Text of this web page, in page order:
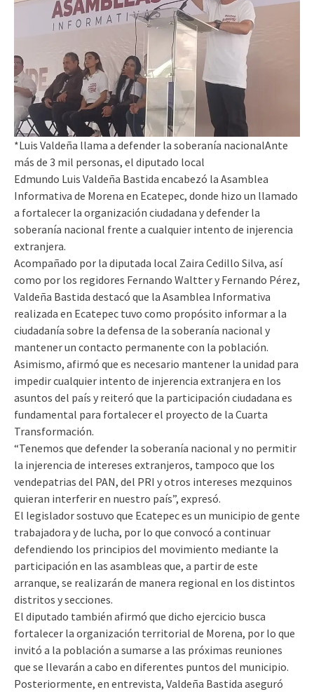
*Luis Valdeña llama a defender la soberanía nacionalAnte
más de 3 mil personas, el diputado local
Edmundo Luis Valdeña Bastida encabezó la Asamblea
Informativa de Morena en Ecatepec, donde hizo un llamado
a fortalecer la organización ciudadana y defender la
soberanía nacional frente a cualquier intento de injerencia
extranjera.
Acompañado por la diputada local Zaira Cedillo Silva, así
como por los regidores Fernando Waltter y Fernando Pérez,
Valdeña Bastida destacó que la Asamblea Informativa
realizada en Ecatepec tuvo como propósito informar a la
ciudadanía sobre la defensa de la soberanía nacional y
mantener un contacto permanente con la población.
Asimismo, afirmó que es necesario mantener la unidad para
impedir cualquier intento de injerencia extranjera en los
asuntos del país y reiteró que la participación ciudadana es
fundamental para fortalecer el proyecto de la Cuarta
Transformación.
“Tenemos que defender la soberanía nacional y no permitir
la injerencia de intereses extranjeros, tampoco que los
vendepatrias del PAN, del PRI y otros intereses mezquinos
quieran interferir en nuestro país”, expresó.
El legislador sostuvo que Ecatepec es un municipio de gente
trabajadora y de lucha, por lo que convocó a continuar
defendiendo los principios del movimiento mediante la
participación en las asambleas que, a partir de este
arranque, se realizarán de manera regional en los distintos
distritos y secciones.
El diputado también afirmó que dicho ejercicio busca
fortalecer la organización territorial de Morena, por lo que
invitó a la población a sumarse a las próximas reuniones
que se llevarán a cabo en diferentes puntos del municipio.
Posteriormente, en entrevista, Valdeña Bastida aseguró